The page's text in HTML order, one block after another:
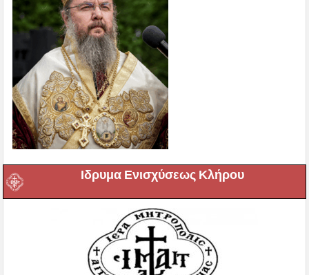
Ιδρυμα Ενισχύσεως Κλήρου